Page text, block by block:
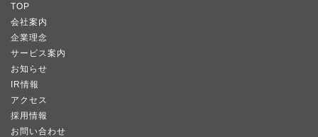
TOP
会社案内
企業理念
サービス案内
お知らせ
IR情報
アクセス
採用情報
お問い合わせ